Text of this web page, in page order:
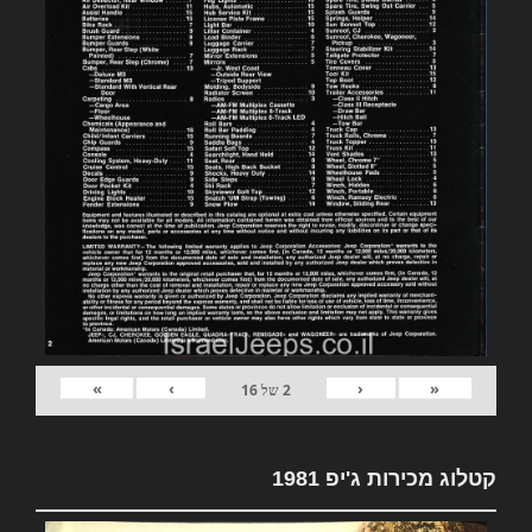
«
‹
2של16
›
»
קטלוג מכירות ג'יפ 1981